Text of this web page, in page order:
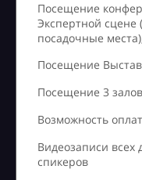
Посещение
Экспертной сцене
посадочные
Посещение
Посещение 3
Возможность
Видеозаписи всех
спикеров